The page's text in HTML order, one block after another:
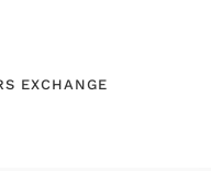
EXCHANGE